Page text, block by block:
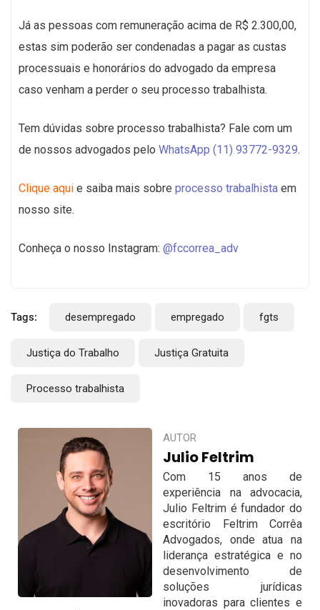
Já as pessoas com remuneração acima de R$ 2.300,00,
estas sim poderão ser condenadas a pagar as custas
processuais e honorários do advogado da empresa
caso venham a perder o seu processo trabalhista.
Tem dúvidas sobre processo trabalhista? Fale com um
de nossos advogados pelo WhatsApp (11) 93772-9329.
Clique aqui e saiba mais sobre processo trabalhista em
nosso site.
Conheça o nosso Instagram: @fccorrea_adv
Tags: desempregado empregado fgts
Justiça do Trabalho Justiça Gratuita
Processo trabalhista
AUTOR
Julio Feltrim
Com 15 anos de
experiência na advocacia,
Julio Feltrim é fundador do
escritório Feltrim Corrêa
Advogados, onde atua na
liderança estratégica e no
desenvolvimento de
soluções jurídicas
inovadoras para clientes e